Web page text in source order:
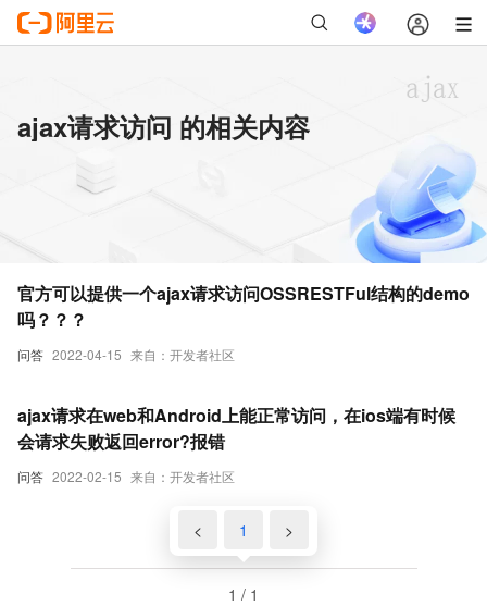
ajax请求访问 的相关内容
问答 2022-04-15 来自：开发者社区
官方可以提供一个ajax请求访问OSSRESTFul结构的demo
吗？？？
问答 2022-02-15 来自：开发者社区
ajax请求在web和Android上能正常访问，在ios端有时候
会请求失败返回error?报错
< 1 >
1 / 1